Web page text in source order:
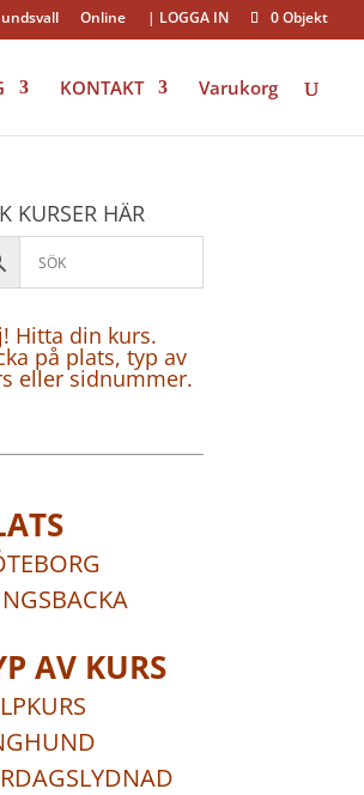
Online | LOGGA IN 0 Objekt
KONTAKT Varukorg
KURSER HÄR
Hitta din kurs.
på plats, typ av
eller sidnummer.
AV KURS